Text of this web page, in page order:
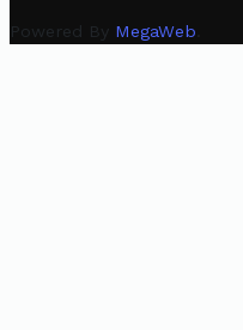
Powered By MegaWeb